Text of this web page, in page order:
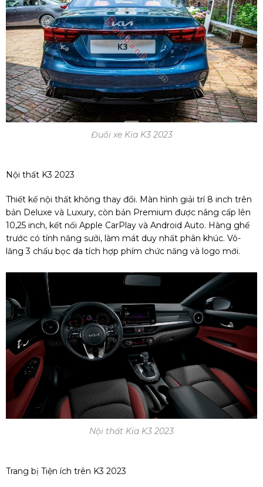
Đuôi xe Kia K3 2023
Nội thất K3 2023
Thiết kế nội thất không thay đổi. Màn hình giải trí 8 inch trên
bản Deluxe và Luxury, còn bản Premium được nâng cấp lên
10,25 inch, kết nối Apple CarPlay và Android Auto. Hàng ghế
trước có tính năng sưởi, làm mát duy nhất phân khúc. Vô-
lăng 3 chấu bọc da tích hợp phím chức năng và logo mới.
Nội thất Kia K3 2023
Trang bị Tiện ích trên K3 2023